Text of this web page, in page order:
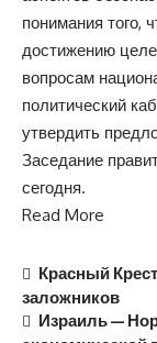
понимания того,
достижению
вопросам
политический
утвердить
Заседание
сегодня.
Read More
Красный
заложников
Израиль —